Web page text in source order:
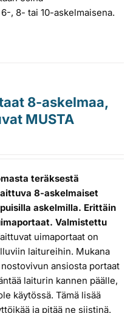
, 8- tai 10-askelmaisena.
8-askelmaa,
MUSTA
teräksestä
8-askelmaiset
askelmilla. Erittäin
Valmistettu
uimaportaat on
laitureihin. Mukana
ansiosta portaat
laiturin kannen päälle,
käytössä. Tämä lisää
ja pitää ne siistinä.